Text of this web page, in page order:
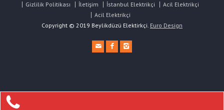
Gizlilik Politikası
İletişim İstanbul Elektrikçi
Acil Elektrikçi
Acil Elektrikçi
Copyright © 2019 Beylikdüzü Elektirkçi. Euro Design